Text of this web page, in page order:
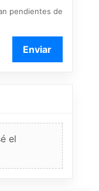
pendientes de
Enviar
el